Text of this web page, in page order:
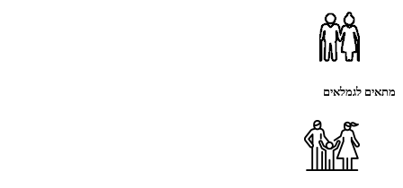
מתאים לגמלאים